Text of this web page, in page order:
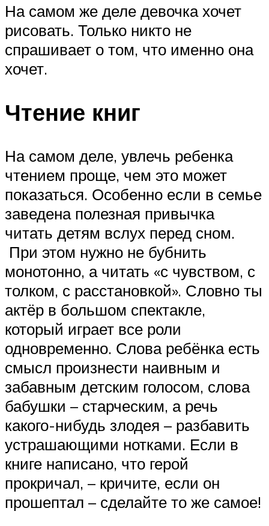
На самом же деле девочка хочет
рисовать. Только никто не
спрашивает о том, что именно она
хочет.
Чтение книг
На самом деле, увлечь ребенка
чтением проще, чем это может
показаться. Особенно если в семье
заведена полезная привычка
читать детям вслух перед сном.
При этом нужно не бубнить
монотонно, а читать «с чувством, с
толком, с расстановкой». Словно ты
актёр в большом спектакле,
который играет все роли
одновременно. Слова ребёнка есть
смысл произнести наивным и
забавным детским голосом, слова
бабушки – старческим, а речь
какого-нибудь злодея – разбавить
устрашающими нотками. Если в
книге написано, что герой
прокричал, – кричите, если он
прошептал – сделайте то же самое!